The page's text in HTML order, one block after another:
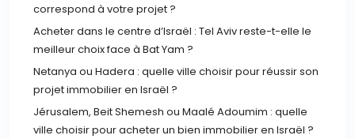
correspond à votre projet ?
Acheter dans le centre d’Israël : Tel Aviv reste-t-elle le
meilleur choix face à Bat Yam ?
Netanya ou Hadera : quelle ville choisir pour réussir son
projet immobilier en Israël ?
Jérusalem, Beit Shemesh ou Maalé Adoumim : quelle
ville choisir pour acheter un bien immobilier en Israël ?